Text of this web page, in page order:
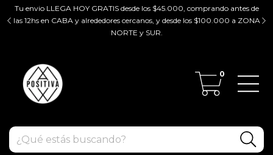
Tu envio LLEGA HOY GRATIS desde los $45.000, comprando antes de
las 12hs en CABA y alrededores cercanos, y desde los $100.000 a ZONA
NORTE y SUR.
0